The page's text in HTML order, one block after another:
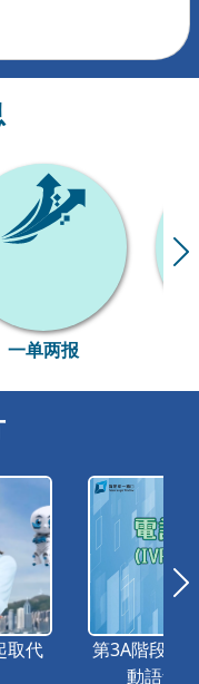
一单两报
取代
第3A階段-帳
動語音